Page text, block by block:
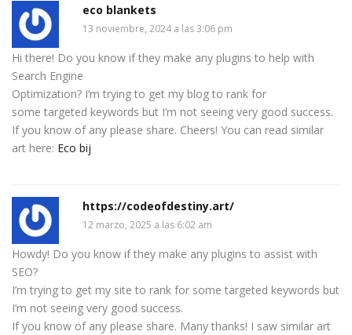
eco blankets
13 noviembre, 2024 a las 3:06 pm
Hi there! Do you know if they make any plugins to help with
Search Engine
Optimization? I’m trying to get my blog to rank for
some targeted keywords but I’m not seeing very good success.
If you know of any please share. Cheers! You can read similar
art here: Eco bij
https://codeofdestiny.art/
12 marzo, 2025 a las 6:02 am
Howdy! Do you know if they make any plugins to assist with
SEO?
I’m trying to get my site to rank for some targeted keywords but
I’m not seeing very good success.
If you know of any please share. Many thanks! I saw similar art